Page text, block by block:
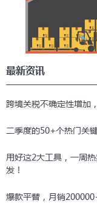
最新资讯
跨境关税不确定性增加
二季度的50+个热门关
用好这2大工具，一周
发！
爆款平替，月销